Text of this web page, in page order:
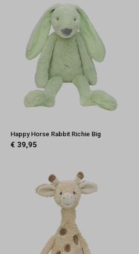
Happy Horse Rabbit Richie Big
€ 39,95